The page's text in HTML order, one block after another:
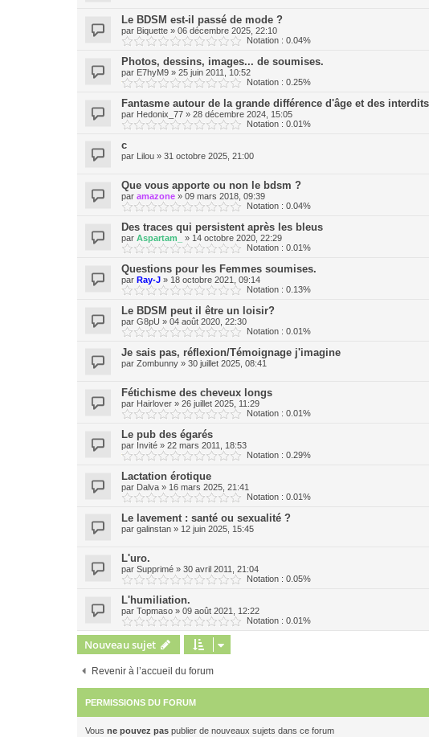
Le BDSM est-il passé de mode ?
par Biquette » 06 décembre 2025, 22:10
Notation : 0.04%
Photos, dessins, images... de soumises.
par E7hyM9 » 25 juin 2011, 10:52
Notation : 0.25%
Fantasme autour de la grande différence d'âge et des
par Hedonix_77 » 28 décembre 2024, 15:05
Notation : 0.01%
c
par Lilou » 31 octobre 2025, 21:00
Que vous apporte ou non le bdsm ?
par amazone » 09 mars 2018, 09:39
Notation : 0.04%
Des traces qui persistent après les bleus
par Aspartam_ » 14 octobre 2020, 22:29
Notation : 0.01%
Questions pour les Femmes soumises.
par Ray-J » 18 octobre 2021, 09:14
Notation : 0.13%
Le BDSM peut il être un loisir?
par G8pU » 04 août 2020, 22:30
Notation : 0.01%
Je sais pas, réflexion/Témoignage j'imagine
par Zombunny » 30 juillet 2025, 08:41
Fétichisme des cheveux longs
par Hairlover » 26 juillet 2025, 11:29
Notation : 0.01%
Le pub des égarés
par Invité » 22 mars 2011, 18:53
Notation : 0.29%
Lactation érotique
par Dalva » 16 mars 2025, 21:41
Notation : 0.01%
Le lavement : santé ou sexualité ?
par galinstan » 12 juin 2025, 15:45
L'uro.
par Supprimé » 30 avril 2011, 21:04
Notation : 0.05%
L'humiliation.
par Topmaso » 09 août 2021, 12:22
Notation : 0.01%
Nouveau sujet
Revenir à l’accueil du forum
PERMISSIONS DU FORUM
Vous ne pouvez pas publier de nouveaux sujets dans ce forum